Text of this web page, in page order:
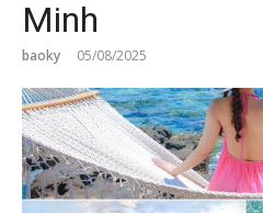
Minh
baoky 05/08/2025